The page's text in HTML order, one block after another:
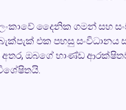
ලංකාවේ දෛනික ගමන් සහ
එක පහසු
අතර, ඔබගේ භාණ්ඩ